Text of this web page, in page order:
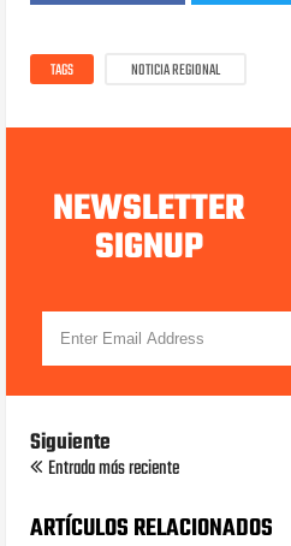
TAGS NOTICIA REGIONAL
NEWSLETTER
SIGNUP
Siguiente
Entrada más reciente
ARTÍCULOS RELACIONADOS